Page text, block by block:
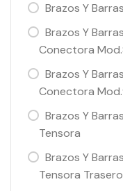
Brazos Y
Brazos Y
Conectora
Brazos Y
Conectora
Brazos Y
Tensora
Brazos Y
Tensora Trasero